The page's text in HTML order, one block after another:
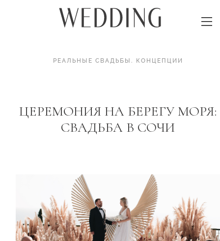
РЕАЛЬНЫЕ СВАДЬБЫ . КОНЦЕПЦИИ
ЦЕРЕМОНИЯ НА БЕРЕГУ МОРЯ:
СВАДЬБА В СОЧИ